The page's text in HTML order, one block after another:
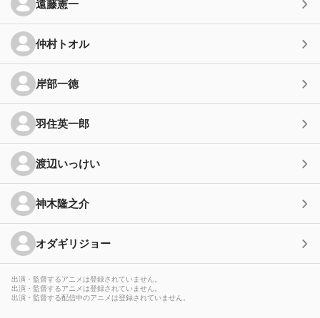
遠藤憲一
仲村トオル
岸部一徳
羽住英一郎
渡辺いっけい
神木隆之介
オダギリジョー
出演・監督するアニメは登録されていません。
出演・監督するアニメは登録されていません。
出演・監督する配信中のアニメは登録されていません。